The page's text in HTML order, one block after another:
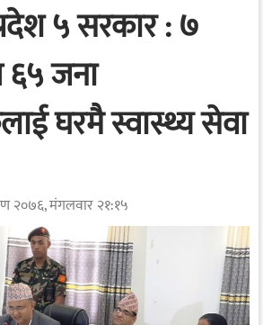
५ सरकार : ७
जना
घरमै स्वास्थ्य सेवा
२०७६, मंगलवार २१:१५